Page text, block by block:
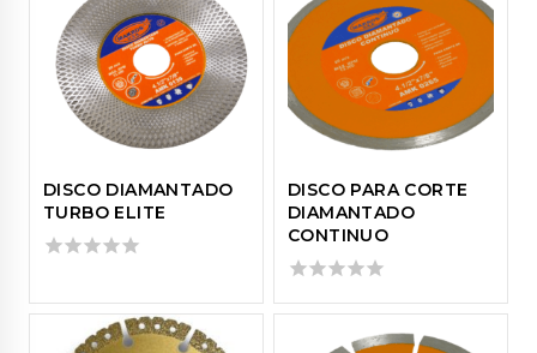
5
DISCO DIAMANTADO
TURBO ELITE
out
of
DISCO PARA CORTE
DIAMANTADO
CONTINUO
0
out